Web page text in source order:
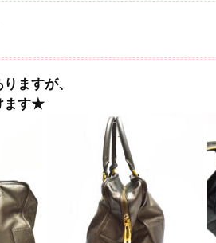
ますが、
ます★